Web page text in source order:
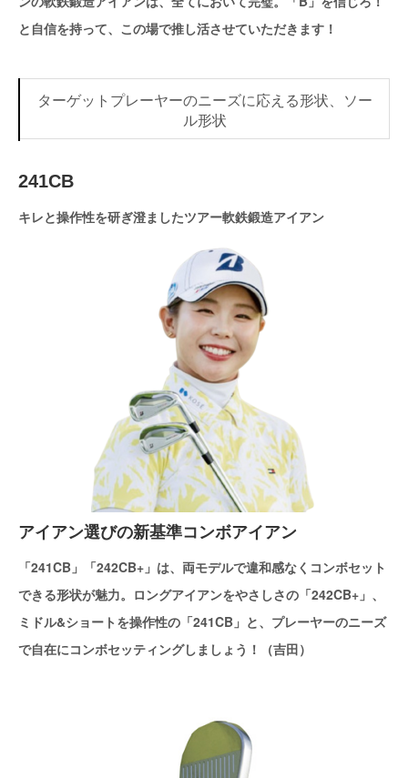
と自信を持って、この場で推し活させていただきます！
ターゲットプレーヤーのニーズに応える形状、ソー
ル形状
241CB
キレと操作性を研ぎ澄ましたツアー軟鉄鍛造アイアン
アイアン選びの新基準コンボアイアン
「241CB」「242CB+」は、両モデルで違和感なくコンボセット
できる形状が魅力。ロングアイアンをやさしさの「242CB+」、
ミドル&ショートを操作性の「241CB」と、プレーヤーのニーズ
で自在にコンボセッティングしましょう！（吉田）